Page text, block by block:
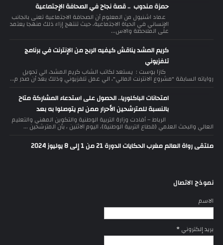
حمزة مندوب .. قصة نجاح في الصحافة الإجتماعية
عماد اشنيول من المعلوم أن الصحافة الاجتماعية تعنى بالجانب
الإنساني في الحياة الاجتماعية، حيث تنتهج إزاء ذلك منهجا يعتمد
على الملاحظة والاس...
كريم المشد يناقش كيفيه الربح من الإنترنت في برنامج
تلفزيوني
كازا بوست : يستعد لكاتب الشاب كريم المشد، الي تحويل
رواياته السابقة "مشروع الانترنت المالي"، الي عمل تلفزيوني وذلك بعد أن صدر م...
امتحانات الباكلوريا.. الحصول على استدعاء المشاركة متاح
بالنسبة للمترشحين الأحرار ممن لم يتوصلوا به بعد
الرباط – أفادت وزارة التربية الوطنية والتكوين المهني والتعليم
العالي والبحث العلمي (قطاع التربية الوطنية)، اليوم الاثنين ، بأن المترشحين ...
ملتقى رواة العالم مغرب الحكايات الدورة 21 من 1 إلى 8 يوليوز 2024
نموذج الاتصال
الاسم
بريد إلكتروني*